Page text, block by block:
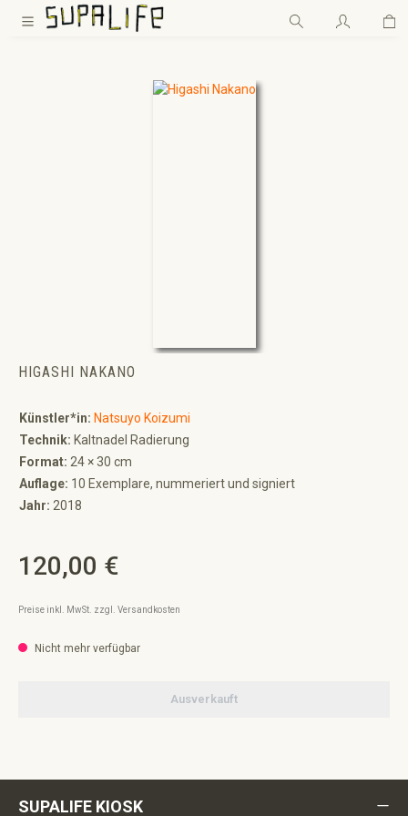
Zum Hauptinhalt springen
HIGASHI NAKANO
Künstler*in: Natsuyo Koizumi
Technik: Kaltnadel Radierung
Format: 24 × 30 cm
Auflage: 10 Exemplare, nummeriert und signiert
Jahr: 2018
Regulärer Preis:
120,00 €
Preise inkl. MwSt. zzgl. Versandkosten
Nicht mehr verfügbar
Ausverkauft
SUPALIFE KIOSK